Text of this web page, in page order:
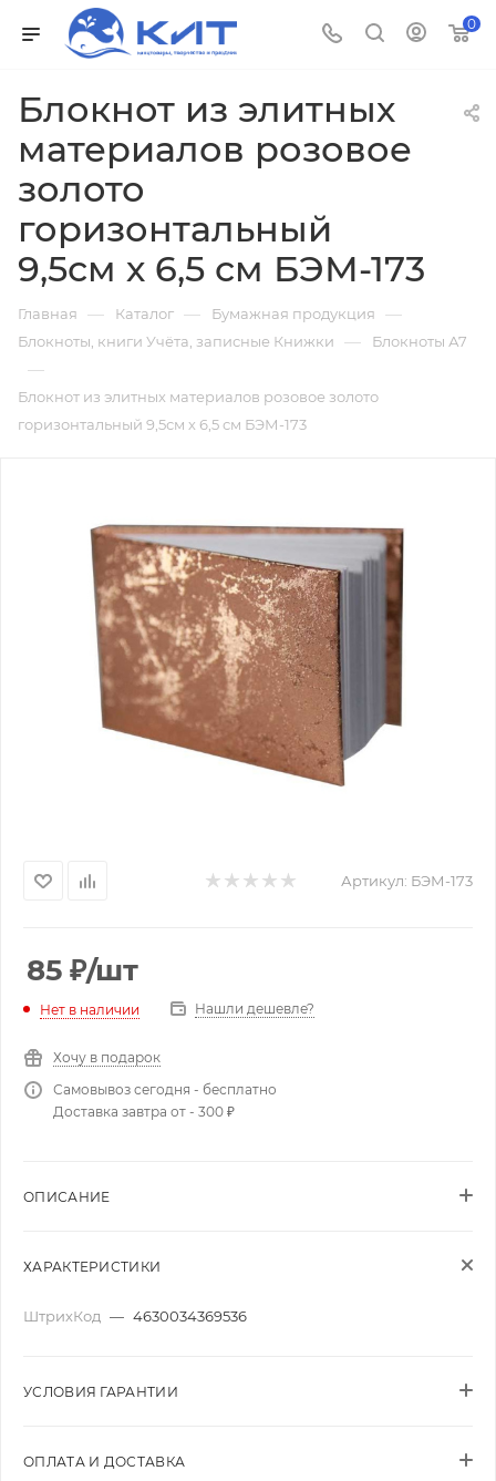
0
Блокнот из элитных
материалов розовое
золото
горизонтальный
9,5см х 6,5 см БЭМ-173
Главная — Каталог — Бумажная продукция —
Блокноты, книги Учёта, записные Книжки — Блокноты А7
—
Блокнот из элитных материалов розовое золото
горизонтальный 9,5см х 6,5 см БЭМ-173
Артикул: БЭМ-173
85 ₽/шт
Нет в наличии Нашли дешевле?
Хочу в подарок
Самовывоз сегодня - бесплатно
Доставка завтра от - 300 ₽
ОПИСАНИЕ
ХАРАКТЕРИСТИКИ
ШтрихКод — 4630034369536
УСЛОВИЯ ГАРАНТИИ
ОПЛАТА И ДОСТАВКА